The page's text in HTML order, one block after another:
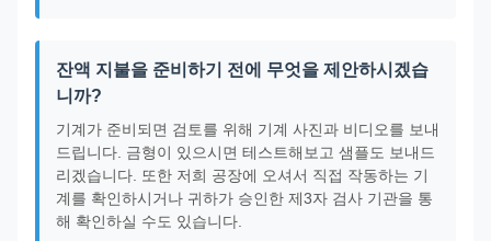
잔액 지불을 준비하기 전에 무엇을 제안하시겠습
니까?
기계가 준비되면 검토를 위해 기계 사진과 비디오를 보내
드립니다. 금형이 있으시면 테스트해보고 샘플도 보내드
리겠습니다. 또한 저희 공장에 오셔서 직접 작동하는 기
계를 확인하시거나 귀하가 승인한 제3자 검사 기관을 통
해 확인하실 수도 있습니다.